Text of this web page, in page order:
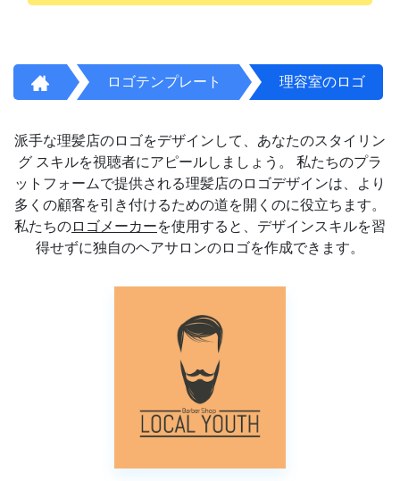
ロゴテンプレート 理容室のロゴ
派手な理髪店のロゴをデザインして、あなたのスタイリン
グ スキルを視聴者にアピールしましょう。 私たちのプラ
ットフォームで提供される理髪店のロゴデザインは、より
多くの顧客を引き付けるための道を開くのに役立ちます。
私たちのロゴメーカーを使用すると、デザインスキルを習
得せずに独自のヘアサロンのロゴを作成できます。